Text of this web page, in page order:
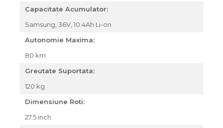
Capacitate Acumulator:
Samsung, 36V, 10.4Ah Li-on
Autonomie Maxima:
80 km
Greutate Suportata:
120 kg
Dimensiune Roti:
27.5 inch